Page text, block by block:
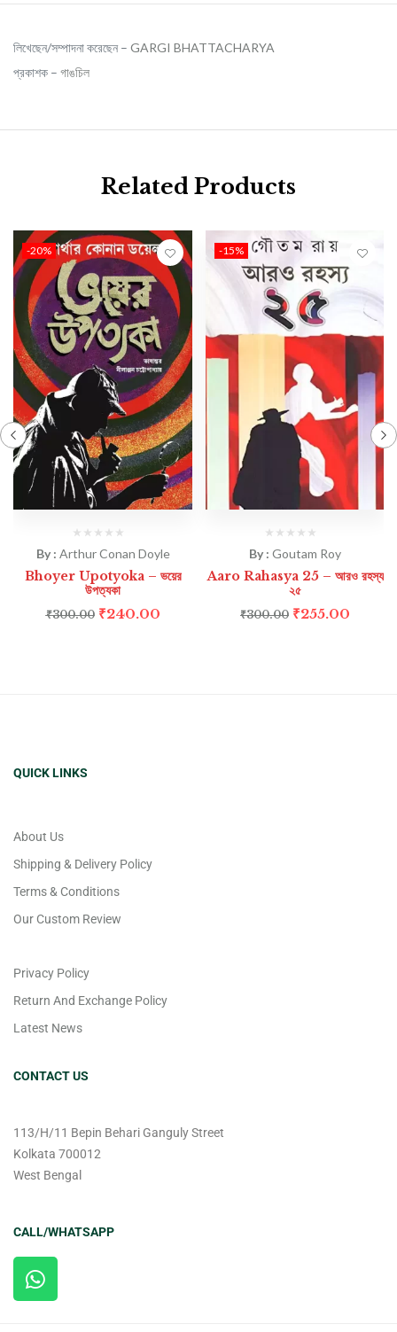
লিখেছেন/সম্পাদনা করেছেন – GARGI BHATTACHARYA
প্রকাশক – গাঙচিল
Related Products
-20%
By : Arthur Conan Doyle
Bhoyer Upotyoka – ভয়ের
উপত্যকা
₹300.00 ₹240.00
-15%
By : Goutam Roy
Aaro Rahasya 25 – আরও রহস্য
২৫
₹300.00 ₹255.00
QUICK LINKS
About Us
Shipping & Delivery Policy
Terms & Conditions
Our Custom Review
Privacy Policy
Return And Exchange Policy
Latest News
CONTACT US
113/H/11 Bepin Behari Ganguly Street
Kolkata 700012
West Bengal
CALL/WHATSAPP